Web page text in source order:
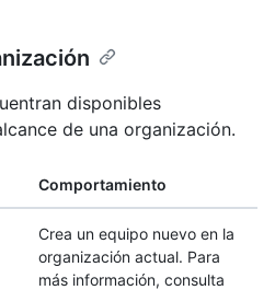
disponibles
de una organización.
Comportamiento
Crea un equipo nuevo en la
organización actual. Para
más información, consulta